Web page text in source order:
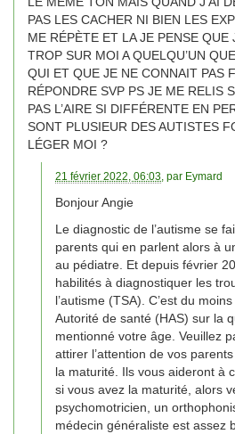
PAS LES CACHER NI BIEN LES
ME RÉPÈTE ET LA JE PENSE QUE
TROP SUR MOI A QUELQU’UN
QUI ET QUE JE NE CONNAIT PAS
RÉPONDRE SVP PS JE ME RELIS
PAS L’AIRE SI DIFFÉRENTE EN
SONT PLUSIEUR DES AUTISTES
LÉGER MOI ?
21 février 2022, 06:03, par Eymard
Bonjour Angie
Le diagnostic de l’autisme se
parents qui en parlent alors à
au pédiatre. Et depuis février
habilités à diagnostiquer les
l’autisme (TSA). C’est du
Autorité de santé (HAS) sur la
mentionné votre âge. Veuillez
attirer l’attention de vos
la maturité. Ils vous aideront à
si vous avez la maturité, alors
psychomotricien, un
médecin généraliste est assez